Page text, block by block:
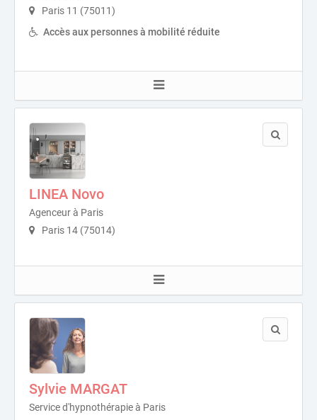
Paris 11 (75011)
Accès aux personnes à mobilité réduite
LINEA Novo
Agenceur à Paris
Paris 14 (75014)
Sylvie MARGAT
Service d'hypnothérapie à Paris